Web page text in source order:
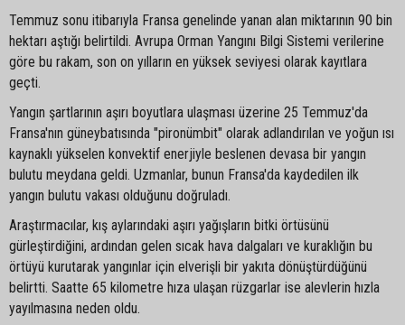
Temmuz sonu itibarıyla Fransa genelinde yanan alan miktarının 90 bin
hektarı aştığı belirtildi. Avrupa Orman Yangını Bilgi Sistemi verilerine
göre bu rakam, son on yılların en yüksek seviyesi olarak kayıtlara
geçti.
Yangın şartlarının aşırı boyutlara ulaşması üzerine 25 Temmuz'da
Fransa'nın güneybatısında "pironümbit" olarak adlandırılan ve yoğun ısı
kaynaklı yükselen konvektif enerjiyle beslenen devasa bir yangın
bulutu meydana geldi. Uzmanlar, bunun Fransa'da kaydedilen ilk
yangın bulutu vakası olduğunu doğruladı.
Araştırmacılar, kış aylarındaki aşırı yağışların bitki örtüsünü
gürleştirdiğini, ardından gelen sıcak hava dalgaları ve kuraklığın bu
örtüyü kurutarak yangınlar için elverişli bir yakıta dönüştürdüğünü
belirtti. Saatte 65 kilometre hıza ulaşan rüzgarlar ise alevlerin hızla
yayılmasına neden oldu.